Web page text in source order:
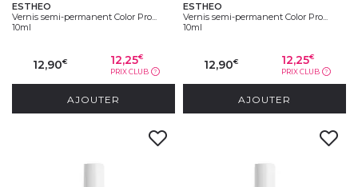
ESTHEO
Vernis semi-permanent Color Pro...
10ml
12,90€ 12,25€
PRIX CLUB ?
AJOUTER
ESTHEO
Vernis semi-permanent Color Pro...
10ml
12,90€ 12,25€
PRIX CLUB ?
AJOUTER